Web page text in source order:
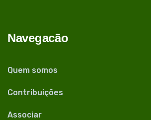
Navegacão
Quem somos
Contribuições
Associar